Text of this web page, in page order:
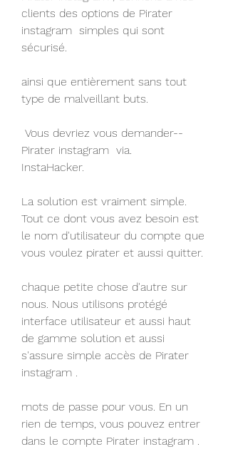
clients des options de Pirater
instagram  simples qui sont
sécurisé.
ainsi que entièrement sans tout
type de malveillant buts.
Pirater instagram  via.
InstaHacker.
La solution est vraiment simple.
Tout ce dont vous avez besoin est
le nom d'utilisateur du compte que
vous voulez pirater et aussi quitter.
chaque petite chose d'autre sur
nous. Nous utilisons protégé
interface utilisateur et aussi haut
de gamme solution et aussi
s'assure simple accès de Pirater
instagram .
mots de passe pour vous. En un
rien de temps, vous pouvez entrer
dans le compte Pirater instagram .